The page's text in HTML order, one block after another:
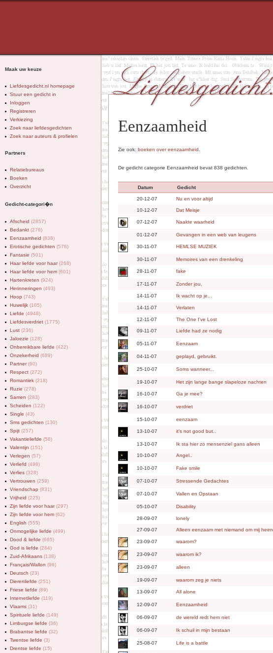
Eenzaamheid
Zie ook: boeken over eenzaamheid
De gedicht categorie Eenzaamheid bevat 838 gedichten.
Datum Gedicht
20-12-07 Nu en voor altijd
10-12-07 Dat Meisje
07-12-07 Naakte waarheid
01-12-07 Gevangen in een web van leugens
30-11-07 HEMLSE MUZIEK
30-11-07 Memoires van een drenkeling
28-11-07 fake
17-11-07 Zonder jou,
14-11-07 Ik wacht op je...
14-11-07 Verlaten
12-11-07 The One I've Lost
09-11-07 Liefde had ze nodig
05-11-07 Eenzaam
04-11-07 geplayd, gebruikt.
25-10-07 Soms wanneer...
19-10-07 Het zijn lange bange slapeloze nachten
16-10-07 Ga je mee?
16-10-07 verdriet
15-10-07 eenzaam
13-10-07 it's not good but..
13-10-07 Ik sta hier zo mensenziel gans alleen
10-10-07 Angel..
10-10-07 Fake smile
07-10-07 Stressende Gedachtes
07-10-07 Vallen en Opstaan
05-10-07 Disability
28-09-07 lonely
27-09-07 Alleen eenzaam met niemand om mij heen
23-09-07 waarom?
23-09-07 waarom ik?
23-09-07 alleen
19-09-07 waarom zeg je niets
13-09-07 All alone
12-09-07 Eenzaamheid
06-09-07 de wereld redt hem niet
06-09-07 Ik schuil in mijn bestaan
25-08-07 Life is a battle
Maak uw keuze
Liefdesgedicht.nl homepage
Stuur een gedicht in
Inloggen
Registreren
Verkiezing
Zoek naar liefdesgedichten
Zoek naar auteurs & profielen
Partners
Relatiebureaus
Boeken
Overzicht
Gedicht-categori�n
Afscheid (2857)
Bedankt (276)
Eenzaamheid (838)
Erotische gedichten (576)
Fantasie (501)
Haar liefde voor haar(268)
Haar liefde voor hem (601)
Hartenkreten (924)
Herinneringen (493)
Hoop (743)
Huwelijk (105)
Liefde (4948)
Liefdesverdriet (1775)
Lust (236)
Jaloezie (128)
Onbereikbare liefde (422)
Onzekerheid (689)
Partner(60)
Respect (272)
Romantiek (218)
Ruzie (278)
Samen (283)
Scheiden (122)
Single (43)
Sms gedichten (130)
Spijt (257)
Vakantieliefde (58)
Valentijn (151)
Verlegen (57)
Verliefd (498)
Verlies (328)
Vertrouwen (259)
Vriendschap (831)
Vrijheid (225)
Zijn liefde voor haar(297)
Zijn liefde voor hem (62)
English (555)
Onmogelijke liefde (499)
Dood & liefde (665)
God is liefde (284)
Zuid-Afrikaans (138)
Français/Wallon (96)
Deutsch (23)
Dierenliefde (251)
Friese liefde (89)
Internetliefde (119)
Vlaams (31)
Spirituele liefde (149)
Limburgse liefde (36)
Brabantse liefde (32)
Twentse liefde (3)
Drentse liefde (15)